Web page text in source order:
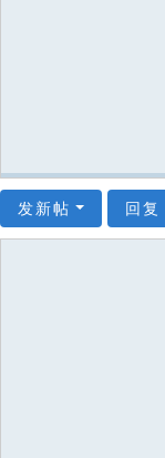
发新帖 回复